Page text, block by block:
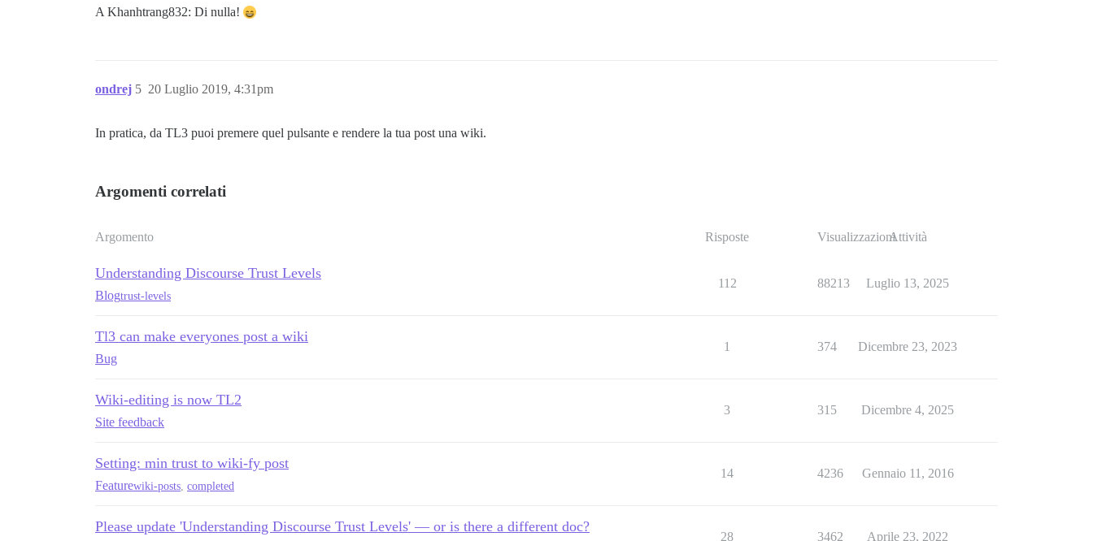
A Khanhtrang832: Di nulla!
ondrej 20 Luglio 2019, 4:31pm
5
In pratica, da TL3 puoi premere quel pulsante e rendere la tua post una wiki.
Argomenti correlati
Argomento Risposte VisualizzazioniAttività
Understanding Discourse Trust Levels
Blogtrust-levels
112 88213 Luglio 13, 2025
Tl3 can make everyones post a wiki
Bug
1 374 Dicembre 23, 2023
Wiki-editing is now TL2
Site feedback
3 315 Dicembre 4, 2025
Setting: min trust to wiki-fy post
Featurewiki-posts completed
14 4236 Gennaio 11, 2016
Please update 'Understanding Discourse Trust Levels' — or is there a different doc?
28 3462 Aprile 23, 2022